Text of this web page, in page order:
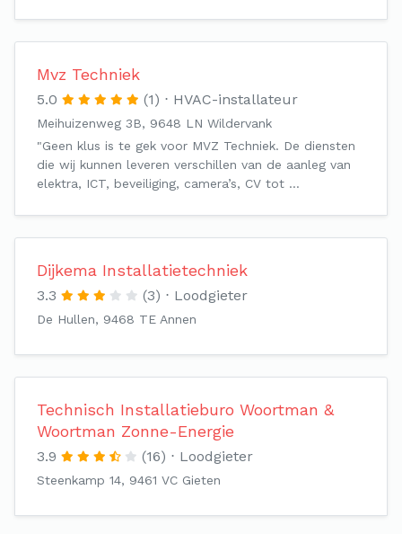
Mvz Techniek
5.0 (1) HVAC-installateur
Meihuizenweg 3B, 9648 LN Wildervank
"Geen klus is te gek voor MVZ Techniek. De diensten
die wij kunnen leveren verschillen van de aanleg van
elektra, ICT, beveiliging, camera’s, CV tot …
Dijkema Installatietechniek
3.3 (3) Loodgieter
De Hullen, 9468 TE Annen
Technisch Installatieburo Woortman &
Woortman Zonne-Energie
3.9 (16) Loodgieter
Steenkamp 14, 9461 VC Gieten